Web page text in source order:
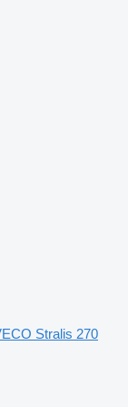
Stralis 270